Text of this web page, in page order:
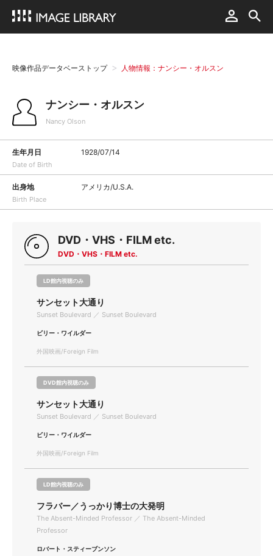
映像作品データベーストップ 人物情報：ナンシー・オルスン
ナンシー・オルスン
Nancy Olson
生年月日
Date of Birth
1928/07/14
出身地
Birth Place
アメリカ/U.S.A.
DVD・VHS・FILM etc.
DVD・VHS・FILM etc.
LD館内視聴のみ
サンセット大通り
Sunset Boulevard ／ Sunset Boulevard
ビリー・ワイルダー
外国映画/Foreign Film
DVD館内視聴のみ
サンセット大通り
Sunset Boulevard ／ Sunset Boulevard
ビリー・ワイルダー
外国映画/Foreign Film
LD館内視聴のみ
フラバー／うっかり博士の大発明
The Absent-Minded Professor ／ The Absent-Minded
Professor
ロバート・スティーブンソン